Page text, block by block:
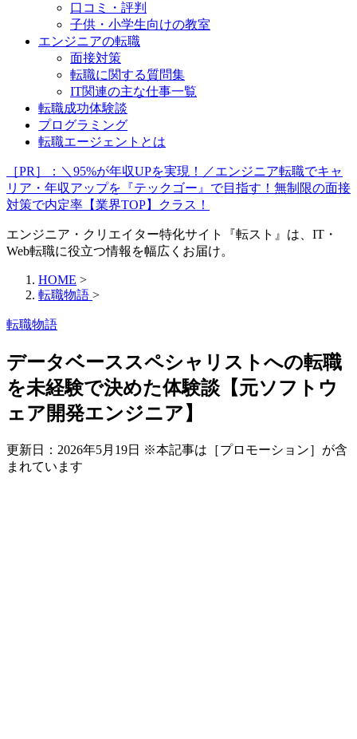
口コミ・評判
子供・小学生向けの教室
エンジニアの転職
面接対策
転職に関する質問集
IT関連の主な仕事一覧
転職成功体験談
プログラミング
転職エージェントとは
［PR］：＼95%が年収UPを実現！／エンジニア転職でキャ
リア・年収アップを『テックゴー』で目指す！無制限の面接
対策で内定率【業界TOP】クラス！
エンジニア・クリエイター特化サイト『転スト』は、IT・
Web転職に役立つ情報を幅広くお届け。
HOME >
転職物語 >
転職物語
データベーススペシャリストへの転職
を未経験で決めた体験談【元ソフトウ
ェア開発エンジニア】
更新日： 2026年5月19日 ※本記事は［プロモーション］が含
まれています